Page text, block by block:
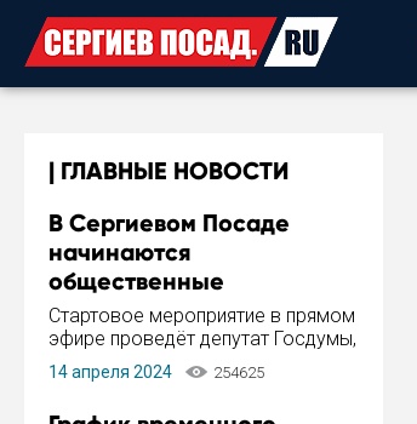
ГЛАВНЫЕ НОВОСТИ
В Сергиевом Посаде
начинаются
общественные
обсуждения Стратегии
развития города
Стартовое мероприятие в прямом
эфире проведёт депутат Госдумы,
инициатор и автор Концепции
развития Сергиева Посада и
14 апреля 2024 254625